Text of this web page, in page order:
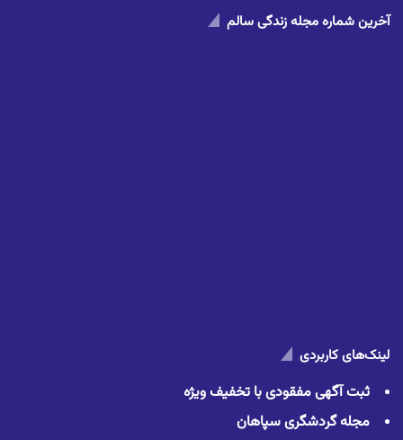
آخرین شماره مجله زندگی سالم
لینک‌های کاربردی
ثبت آگهی مفقودی با تخفیف ویژه
مجله گردشگری سپاهان